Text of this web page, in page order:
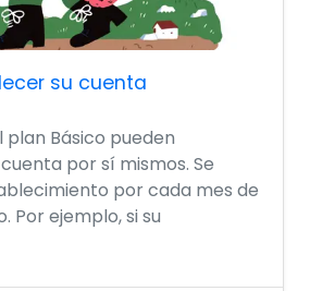
su cuenta
plan Básico pueden
por sí mismos. Se
por cada mes de
Por ejemplo, si su